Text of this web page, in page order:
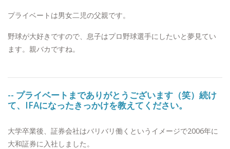
プライベートは男女二児の父親です。
野球が大好きですので、息子はプロ野球選手にしたいと夢見てい
ます。親バカですね。
-- プライベートまでありがとうございます（笑）続け
て、IFAになったきっかけを教えてください。
大学卒業後、証券会社はバリバリ働くというイメージで2006年に
大和証券に入社しました。